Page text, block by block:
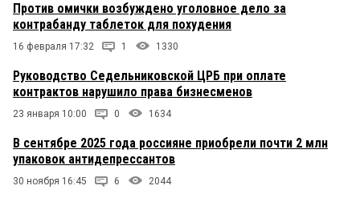
Против омички возбуждено уголовное дело за
контрабанду таблеток для похудения
16 февраля 17:32 1 1330
Руководство Седельниковской ЦРБ при оплате
контрактов нарушило права бизнесменов
23 января 10:00 0 1634
В сентябре 2025 года россияне приобрели почти 2 млн
упаковок антидепрессантов
30 ноября 16:45 6 2044